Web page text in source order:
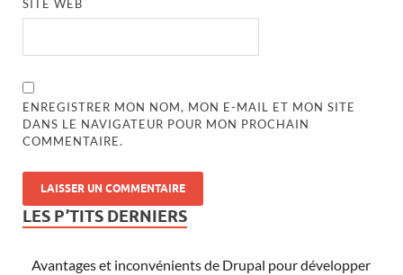
SITE WEB
ENREGISTRER MON NOM, MON E-MAIL ET MON SITE
DANS LE NAVIGATEUR POUR MON PROCHAIN
COMMENTAIRE.
LES P’TITS DERNIERS
Avantages et inconvénients de Drupal pour développer